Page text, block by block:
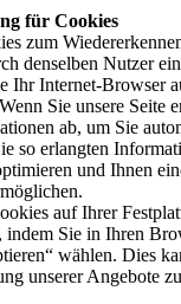
für Cookies
zum
denselben Nutzer
Ihr Internet-Browser
Sie unsere Seite
ab, um Sie
so erlangten
und Ihnen
auf Ihrer
indem Sie in Ihren
wählen. Dies
unserer Angebote